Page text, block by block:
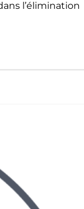
l’élimination